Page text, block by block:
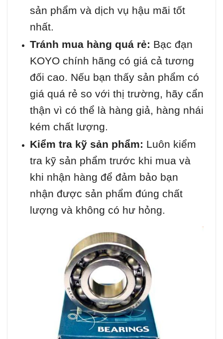
sản phẩm và dịch vụ hậu mãi tốt
nhất.
Tránh mua hàng quá rẻ: Bạc đạn
KOYO chính hãng có giá cả tương
đối cao. Nếu bạn thấy sản phẩm có
giá quá rẻ so với thị trường, hãy cẩn
thận vì có thể là hàng giả, hàng nhái
kém chất lượng.
Kiểm tra kỹ sản phẩm: Luôn kiểm
tra kỹ sản phẩm trước khi mua và
khi nhận hàng để đảm bảo bạn
nhận được sản phẩm đúng chất
lượng và không có hư hỏng.